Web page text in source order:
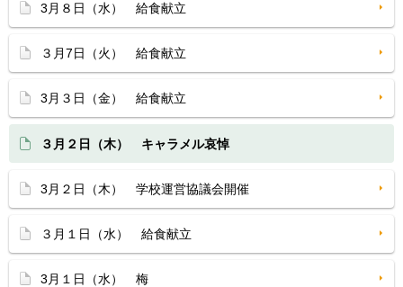
3月８日（水） 給食献立
３月7日（火） 給食献立
3月３日（金） 給食献立
３月２日（木） キャラメル哀悼
3月２日（木） 学校運営協議会開催
３月１日（水） 給食献立
3月１日（水） 梅